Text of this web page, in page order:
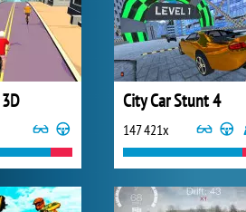
City Car Stunt 4
147 421x